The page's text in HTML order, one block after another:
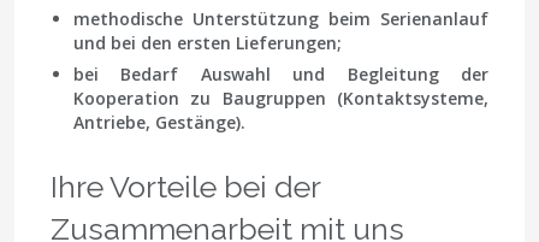
methodische Unterstützung beim Serienanlauf
und bei den ersten Lieferungen;
bei Bedarf Auswahl und Begleitung der
Kooperation zu Baugruppen (Kontaktsysteme,
Antriebe, Gestänge).
Ihre Vorteile bei der
Zusammenarbeit mit uns